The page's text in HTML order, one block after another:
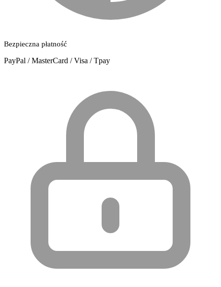
Bezpieczna płatność
PayPal / MasterCard / Visa / Tpay